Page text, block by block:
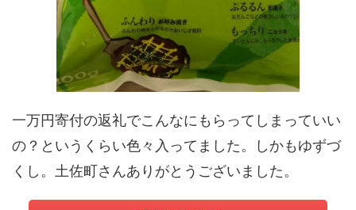
一万円寄付の返礼でこんなにもらってしまっていい
の？というくらい色々入ってました。しかもゆずづ
くし。土佐町さんありがとうございました。